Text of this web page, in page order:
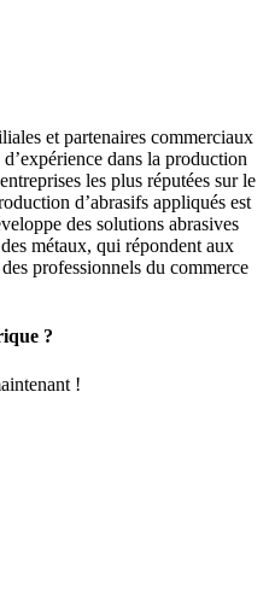
et partenaires commerciaux
dans la production
les plus réputées sur le
d’abrasifs appliqués est
des solutions abrasives
métaux, qui répondent aux
professionnels du commerce
?
!